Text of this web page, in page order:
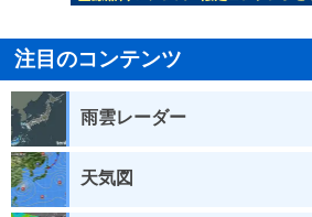
注目のコンテンツ
雨雲レーダー
天気図